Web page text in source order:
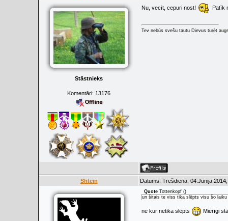
Stāstnieks
Komentāri: 13176
Nu, vecīt, cepuri nost! Patīk
Tev nebūs svešu tautu Dievus turēt
Shtein Datums: Trešdiena,
Quote Tottenkopf ()
un šitais te viss tika slēpts visu šo laiku
ne kur netika slēpts Mierīgi